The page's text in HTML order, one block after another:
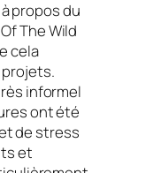
propos du
The Wild
cela
informel
ont été
de stress
et